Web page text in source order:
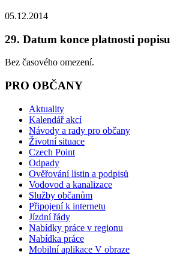
05.12.2014
29. Datum konce platnosti popisu
Bez časového omezení.
PRO OBČANY
Aktuality
Kalendář akcí
Návody a rady pro občany
Životní situace
Czech Point
Odpady
Ověřování listin a podpisů
Vodovod a kanalizace
Služby občanům
Připojení k internetu
Jízdní řády
Nabídky práce v regionu
Nabídka práce
Mobilní aplikace V obraze